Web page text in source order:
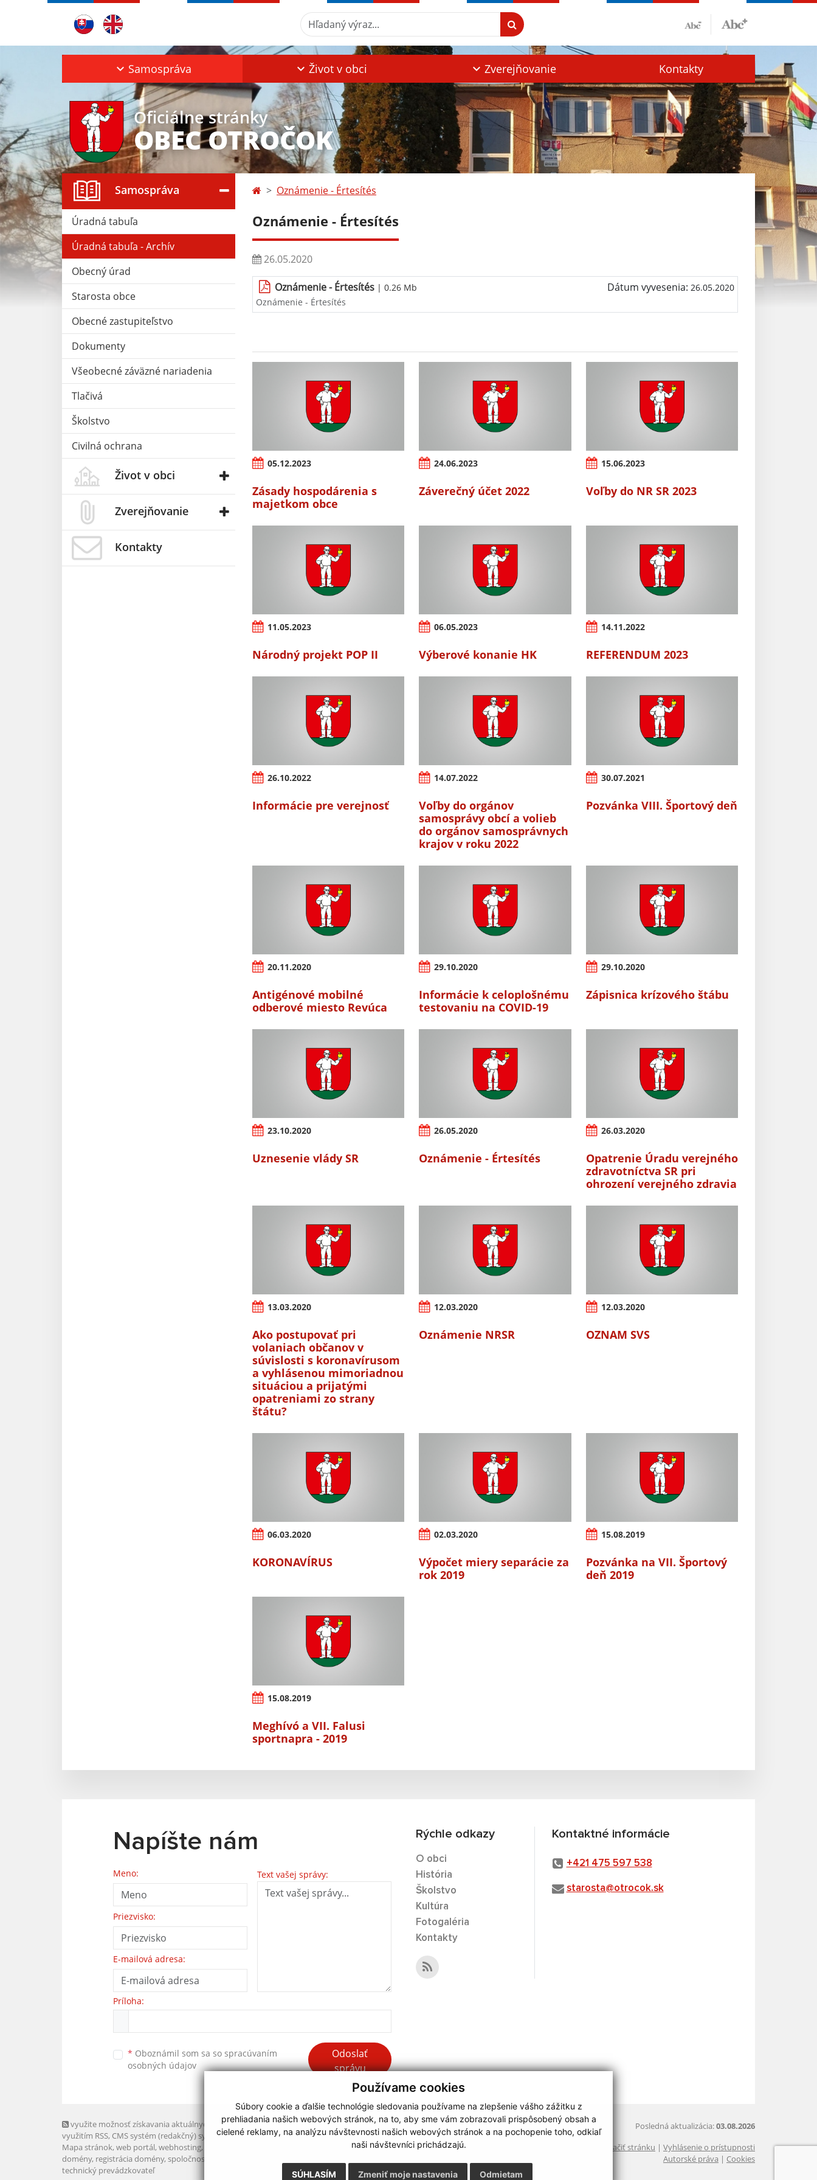
Používame cookies
Súbory cookie a ďalšie technológie sledovania používame na zlepšenie vášho zážitku z
prehliadania našich webových stránok, na to, aby sme vám zobrazovali prispôsobený obsah a
cielené reklamy, na analýzu návštevnosti našich webových stránok a na pochopenie toho, odkiaľ
naši návštevníci prichádzajú.
SÚHLASÍM Odmietam
Zmeniť moje nastavenia
Hľadaný výraz...
Samospráva Život v obci Zverejňovanie Kontakty
Oficiálne stránky
OBEC OTROČOK
Samospráva
Úradná tabuľa
Úradná tabuľa - Archív
Obecný úrad
Starosta obce
Obecné zastupiteľstvo
Dokumenty
Všeobecné záväzné nariadenia
Tlačivá
Školstvo
Civilná ochrana
Život v obci
Zverejňovanie
Kontakty
Oznámenie - Értesítés
Oznámenie - Értesítés
26.05.2020
Oznámenie - Értesítés | 0.26 Mb Dátum vyvesenia: 26.05.2020
Oznámenie - Értesítés
05.12.2023
Zásady hospodárenia s
majetkom obce
24.06.2023
Záverečný účet 2022
15.06.2023
Voľby do NR SR 2023
11.05.2023
Národný projekt POP II
06.05.2023
Výberové konanie HK
14.11.2022
REFERENDUM 2023
26.10.2022
Informácie pre verejnosť
14.07.2022
Voľby do orgánov
samosprávy obcí a volieb
do orgánov samosprávnych
krajov v roku 2022
30.07.2021
Pozvánka VIII. Športový deň
20.11.2020
Antigénové mobilné
odberové miesto Revúca
29.10.2020
Informácie k celoplošnému
testovaniu na COVID-19
29.10.2020
Zápisnica krízového štábu
23.10.2020
Uznesenie vlády SR
26.05.2020
Oznámenie - Értesítés
26.03.2020
Opatrenie Úradu verejného
zdravotníctva SR pri
ohrození verejného zdravia
13.03.2020
Ako postupovať pri
volaniach občanov v
súvislosti s koronavírusom
a vyhlásenou mimoriadnou
situáciou a prijatými
opatreniami zo strany
štátu?
12.03.2020
Oznámenie NRSR
12.03.2020
OZNAM SVS
06.03.2020
KORONAVÍRUS
02.03.2020
Výpočet miery separácie za
rok 2019
15.08.2019
Pozvánka na VII. Športový
deň 2019
15.08.2019
Meghívó a VII. Falusi
sportnapra - 2019
Napíšte nám
Meno:
Priezvisko:
E-mailová adresa:
Text vašej správy:
Príloha:
* Oboznámil som sa so spracúvaním
osobných údajov
Odoslať
správu
Rýchle odkazy
O obci
História
Školstvo
Kultúra
Fotogaléria
Kontakty
Kontaktné informácie
+421 475 597 538
starosta@otrocok.sk
využite možnosť získavania aktuálnych informácií s
využitím RSS, CMS systém (redakčný) systém ECHELON 2,
Mapa stránok, web portál, webhosting,
domény, registrácia domény, spoločnosť webex.digital, s.r.o.
technický prevádzkovateľ
Posledná aktualizácia:03.08.2026
Vytlačiť stránku | Vyhlásenie o prístupnosti
Autorské práva | Cookies
webdesign|